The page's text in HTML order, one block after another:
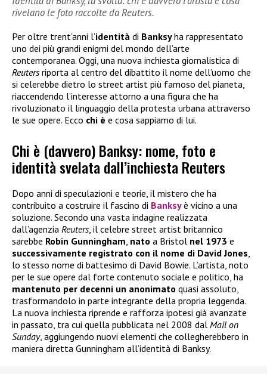
rivelano le foto raccolte da Reuters.
Per oltre trent’anni l’identità di Banksyha rappresentato
uno dei più grandi enigmi del mondo dell’arte
contemporanea. Oggi, una nuova inchiesta giornalistica di
Reutersriporta al centro del dibattito il nome dell’uomo che
si celerebbe dietro lo street artist più famoso del pianeta,
riaccendendo l’interesse attorno a una figura che ha
rivoluzionato il linguaggio della protesta urbana attraverso
le sue opere. Ecco chi è e cosa sappiamo di lui.
Chi è (davvero) Banksy: nome, foto e
identità svelata dall’inchiesta Reuters
Dopo anni di speculazioni e teorie, il mistero che ha
contribuito a costruire il fascino di Banksyè vicino a una
soluzione. Secondo una vasta indagine realizzata
dall’agenzia Reuters, il celebre street artist britannico
sarebbe Robin Gunningham nato a Bristol nel 1973 e
successivamente registrato con il nome di David Jones
lo stesso nome di battesimo di David Bowie. L’artista, noto
per le sue opere dal forte contenuto sociale e politico, ha
mantenuto per decenni un anonimato quasi assoluto,
trasformandolo in parte integrante della propria leggenda.
La nuova inchiesta riprende e rafforza ipotesi già avanzate
in passato, tra cui quella pubblicata nel 2008 dal Mail on
Sunday, aggiungendo nuovi elementi che collegherebbero in
maniera diretta Gunningham all’identità di Banksy.